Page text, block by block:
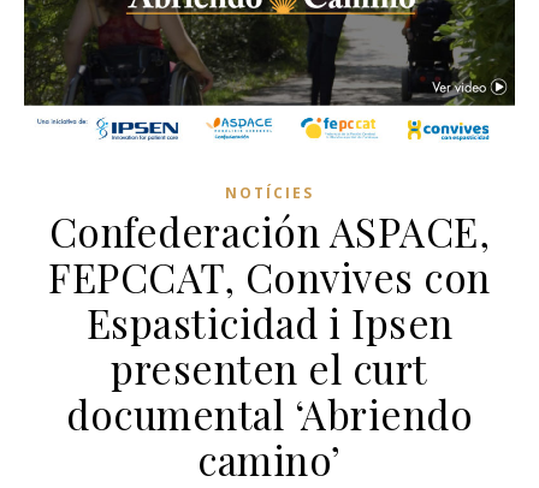
NOTÍCIES
Confederación ASPACE,
FEPCCAT, Convives con
Espasticidad i Ipsen
presenten el curt
documental ‘Abriendo
camino’